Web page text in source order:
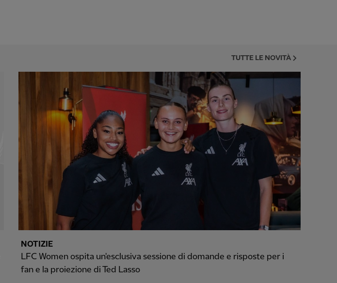
TUTTE LE NOVITÀ
NOTIZIE
LFC Women ospita un'esclusiva sessione di domande e risposte per i
fan e la proiezione di Ted Lasso